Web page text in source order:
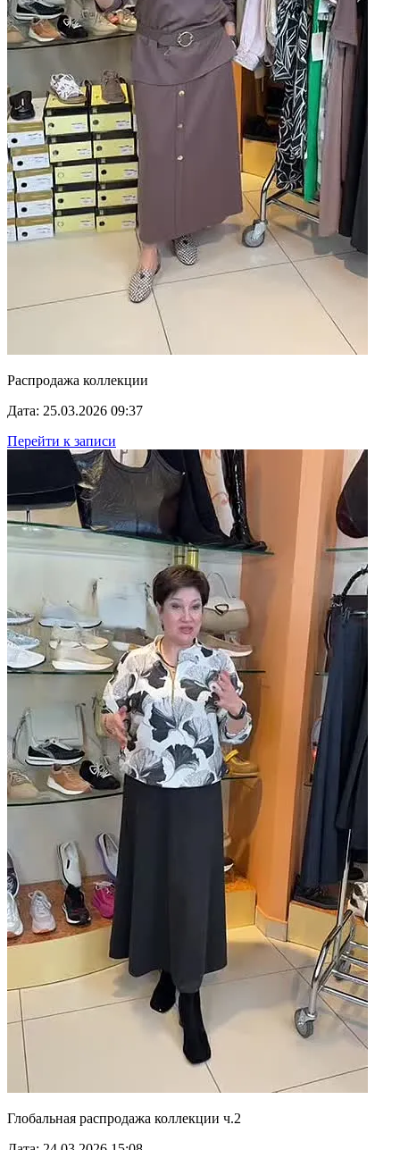
Распродажа коллекции
Дата: 25.03.2026 09:37
Перейти к записи
Глобальная распродажа коллекции ч.2